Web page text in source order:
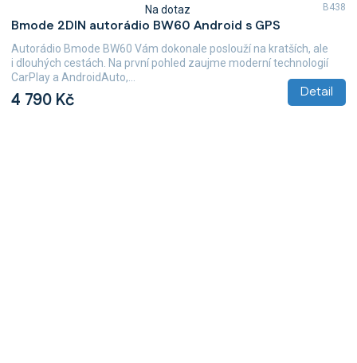
Bmode 2DIN autorádio BW60 Android s GPS
hodnocení
produktu
je
4,7
5
Na dotaz
4 790 Kč Detail
Autorádio Bmode BW60 Vám dokonale poslouží na kratších, ale
i dlouhých cestách. Na první pohled zaujme moderní technologií
CarPlay a AndroidAuto,...
B438